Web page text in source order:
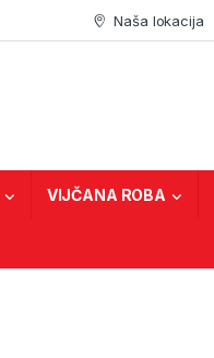
Naša lokacija
VIJČANA ROBA